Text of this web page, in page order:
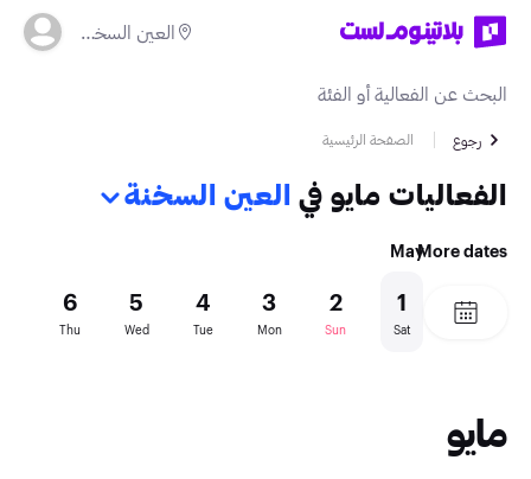
العين السخنة
رجوع الصفحة الرئيسية
الفعاليات مايو في العين السخنة
More dates
May
1
Sat
2
Sun
3
Mon
4
Tue
5
Wed
6
Thu
مايو